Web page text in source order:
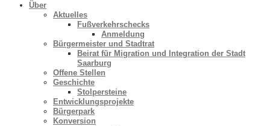
Über
Aktuelles
Fußverkehrschecks
Anmeldung
Bürgermeister und Stadtrat
Beirat für Migration und Integration der Stadt
Saarburg
Offene Stellen
Geschichte
Stolpersteine
Entwicklungsprojekte
Bürgerpark
Konversion